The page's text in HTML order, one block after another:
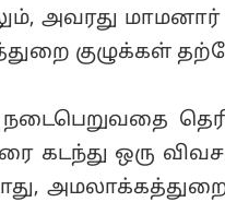
அவரது
குழுக்கள்
கடந்து ஒரு
அமலாக்கத்துறை